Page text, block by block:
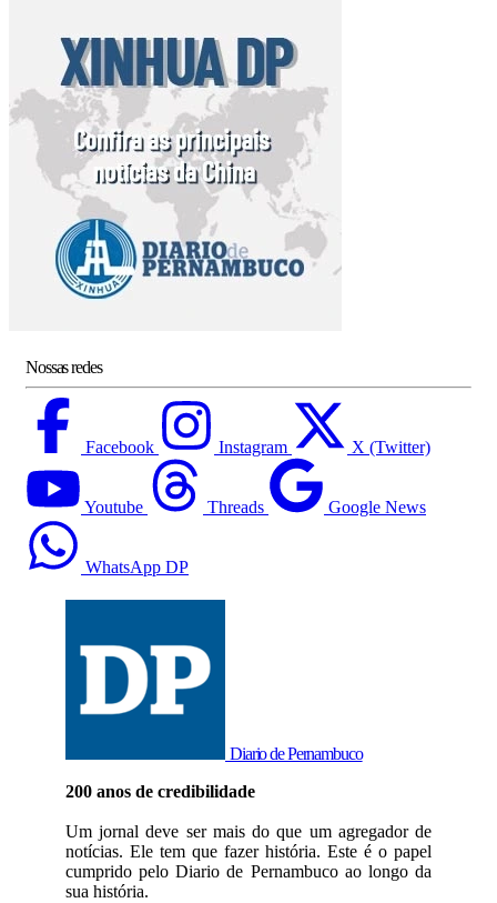
Nossas redes
Facebook Instagram X (Twitter)
Youtube Threads Google News
WhatsApp DP
Diario de Pernambuco
200 anos de credibilidade
Um jornal deve ser mais do que um agregador de
notícias. Ele tem que fazer história. Este é o papel
cumprido pelo Diario de Pernambuco ao longo da
sua história.